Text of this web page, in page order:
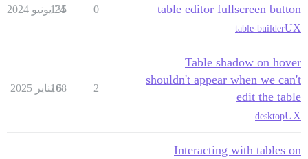
table editor fullscreen button
UX
table-builder
0
135
24 يونيو 2024
Table shadow on hover
shouldn't appear when we can't
edit the table
UX
desktop
2
108
6 يناير 2025
Interacting with tables on